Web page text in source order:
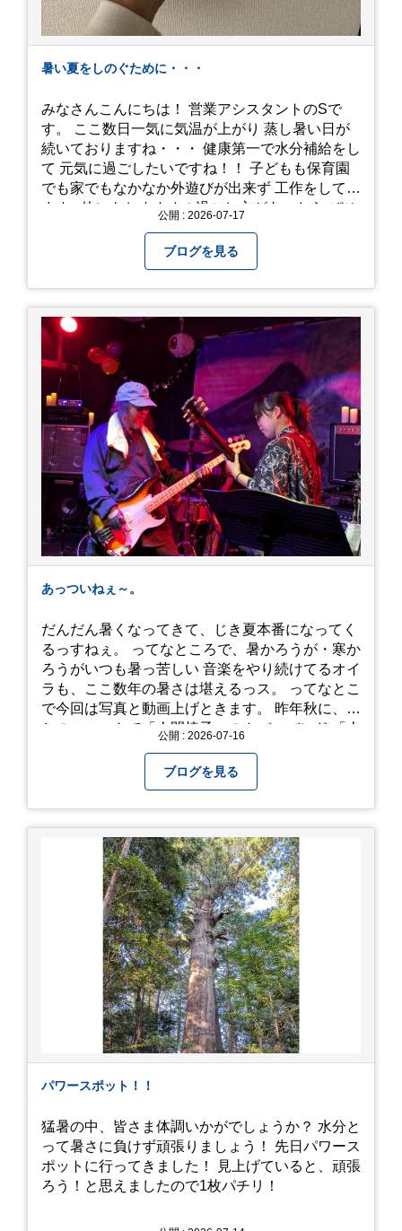
暑い夏をしのぐために・・・
みなさんこんにちは！ 営業アシスタントのSで
す。 ここ数日一気に気温が上がり 蒸し暑い日が
続いておりますね・・・ 健康第一で水分補給をし
て 元気に過ごしたいですね！！ 子どもも保育園
でも家でもなかなか外遊びが出来ず 工作をしてい
ます♪ 他にもおすすめの過ごし方があったら ぜひ
公開 : 2026-07-17
ブログを見る
あっついねぇ～。
だんだん暑くなってきて、じき夏本番になってく
るっすねぇ。 ってなところで、暑かろうが・寒か
ろうがいつも暑っ苦しい 音楽をやり続けてるオイ
ラも、ここ数年の暑さは堪えるっス。 ってなとこ
で今回は写真と動画上げときます。 昨年秋に、娘
とのユニットで「人間椅子」のカバーバンド 「人
画にしており、娘のファンからもアップしてくれ
ッ！」とされているので ここだけの公開としま
す。 非常に暑苦しいのでご観覧される方は、ご注
意くださいませ。 では、熱中症に気を付けて、お
過ごしください。
https://youtu.be/QWVP8qzpsUE
公開 : 2026-07-16
ブログを見る
パワースポット！！
猛暑の中、皆さま体調いかがでしょうか？ 水分と
って暑さに負けず頑張りましょう！ 先日パワース
ポットに行ってきました！ 見上げていると、頑張
ろう！と思えましたので1枚パチリ！